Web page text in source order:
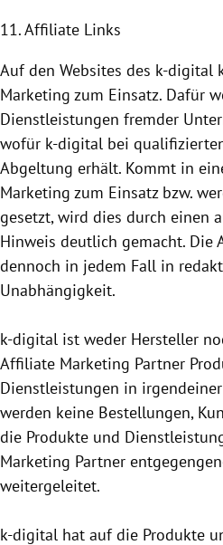
11. Affiliate Links
Auf den Websites des k-digital
Marketing zum Einsatz. Dafür
Dienstleistungen fremder
wofür k-digital bei
Abgeltung erhält. Kommt in
Marketing zum Einsatz bzw.
gesetzt, wird dies durch einen
Hinweis deutlich gemacht. Die
dennoch in jedem Fall in
Unabhängigkeit.
k-digital ist weder Hersteller
Affiliate Marketing Partner
Dienstleistungen in irgendeiner
werden keine Bestellungen,
die Produkte und
Marketing Partner
weitergeleitet.
k-digital hat auf die Produkte